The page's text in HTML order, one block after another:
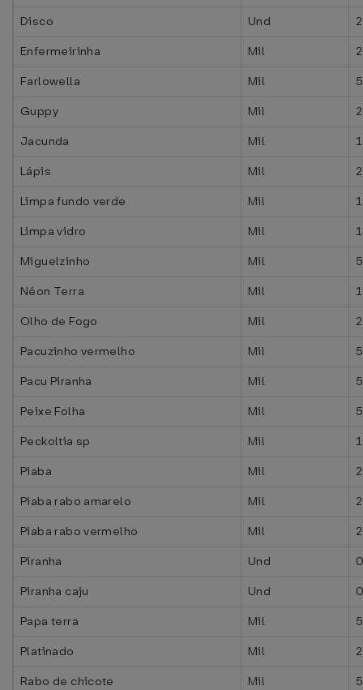
Disco
Und
Enfermeirinha
Mil
Farlowella
Mil
Guppy
Mil
Jacunda
Mil
Lápis
Mil
Limpa fundo verde
Mil
Limpa vidro
Mil
Miguelzinho
Mil
Néon Terra
Mil
Olho de Fogo
Mil
Pacuzinho vermelho
Mil
Pacu Piranha
Mil
Peixe Folha
Mil
Peckoltia sp
Mil
Piaba
Mil
Piaba rabo amarelo
Mil
Piaba rabo vermelho
Mil
Piranha
Und
Piranha caju
Und
Papa terra
Mil
Platinado
Mil
Rabo de chicote
Mil